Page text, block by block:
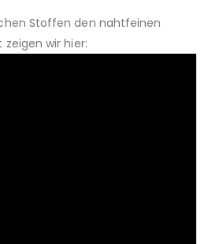
Stoffen den nahtfeinen
zeigen wir hier: